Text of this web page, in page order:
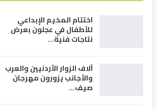
اختتام المخيم الإبداعي
للأطفال في عجلون بعرض
نتاجات فنية…
آلاف الزوار الأردنيين والعرب
والأجانب يزورون مهرجان
صيف…